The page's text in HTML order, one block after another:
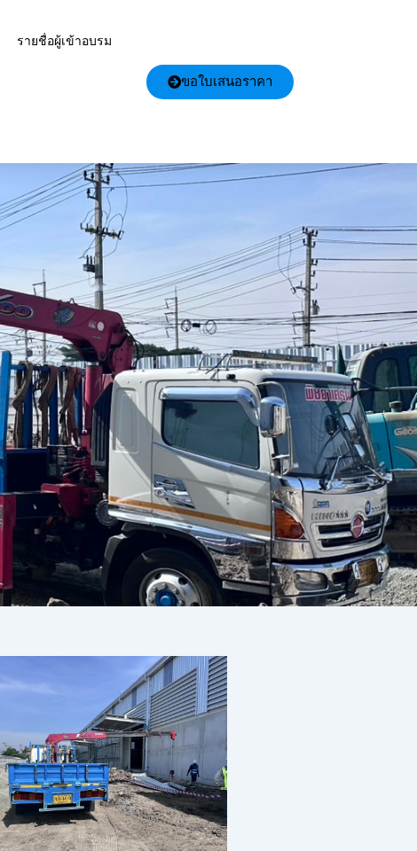
รายชื่อผู้เข้าอบรม
ขอใบเสนอราคา